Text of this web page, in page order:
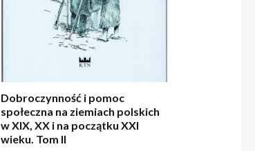
Dobroczynność i pomoc
społeczna na ziemiach polskich
w XIX, XX i na początku XXI
wieku. Tom II